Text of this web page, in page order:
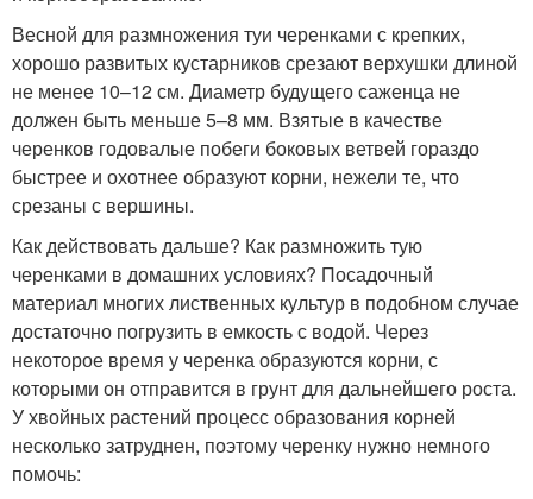
Весной для размножения туи черенками с крепких,
хорошо развитых кустарников срезают верхушки длиной
не менее 10–12 см. Диаметр будущего саженца не
должен быть меньше 5–8 мм. Взятые в качестве
черенков годовалые побеги боковых ветвей гораздо
быстрее и охотнее образуют корни, нежели те, что
срезаны с вершины.
Как действовать дальше? Как размножить тую
черенками в домашних условиях? Посадочный
материал многих лиственных культур в подобном случае
достаточно погрузить в емкость с водой. Через
некоторое время у черенка образуются корни, с
которыми он отправится в грунт для дальнейшего роста.
У хвойных растений процесс образования корней
несколько затруднен, поэтому черенку нужно немного
помочь: